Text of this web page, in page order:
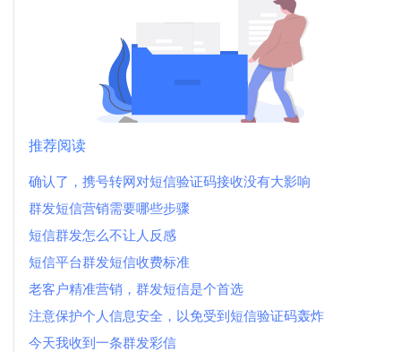
推荐阅读
确认了，携号转网对短信验证码接收没有大影响
群发短信营销需要哪些步骤
短信群发怎么不让人反感
短信平台群发短信收费标准
老客户精准营销，群发短信是个首选
注意保护个人信息安全，以免受到短信验证码轰炸
今天我收到一条群发彩信